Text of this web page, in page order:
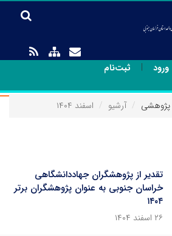
ورود | ثبت‌نام
پژوهشی آرشیو اسفند ۱۴۰۴
تقدیر از پژوهشگران جهاددانشگاهی
خراسان جنوبی به عنوان پژوهشگران برتر
۱۴۰۴
۲۶ اسفند ۱۴۰۴